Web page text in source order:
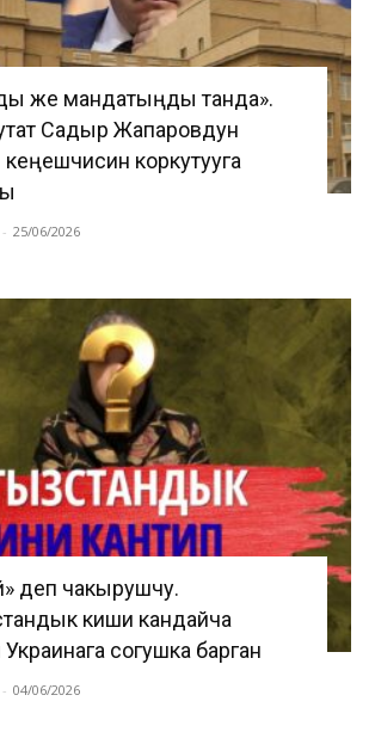
же мандатыңды танда».
Садыр Жапаровдун
коркутууга
- 25/06/2026
деп чакырушчу.
киши кандайча
согушка барган
- 04/06/2026